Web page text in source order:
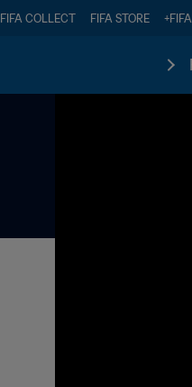
FIFA+
FIFA STORE
FIFA COLLECT